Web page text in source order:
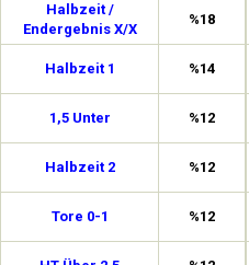
Halbzeit /
Endergebnis X/X
%18
Halbzeit 1 %14
1,5 Unter %12
Halbzeit 2 %12
Tore 0-1 %12